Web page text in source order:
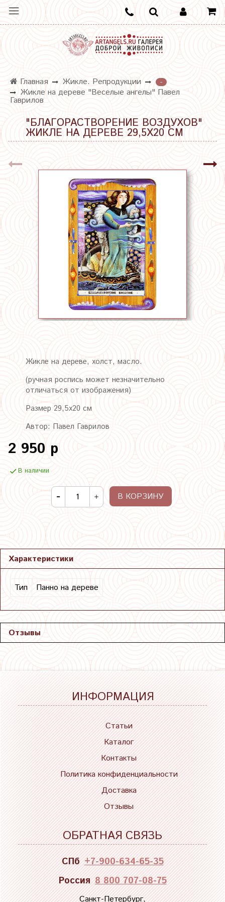
Главная Жикле. Репродукции
-
Жикле на дереве "Веселые ангелы" Павел
Гаврилов
"БЛАГОРАСТВОРЕНИЕ ВОЗДУХОВ"
ЖИКЛЕ НА ДЕРЕВЕ 29,5Х20 СМ
Жикле на дереве, холст, масло.
(ручная роспись может незначительно
отличаться от изображения)
Размер 29,5х20 см
Автор: Павел Гаврилов
2 950 р
В наличии
В КОРЗИНУ
Характеристики
Тип Панно на дереве
Отзывы
ИНФОРМАЦИЯ
Статьи
Каталог
Контакты
Политика конфиденциальности
Доставка
Отзывы
ОБРАТНАЯ СВЯЗЬ
СПб +7-900-634-65-35
Россия 8 800 707-08-75
Санкт-Петербург,